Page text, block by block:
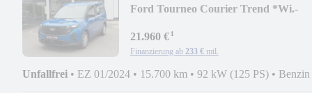
Ford Tourneo Courier Trend *Wi.-
21.960 €¹
Finanzierung ab 233 € mtl.
Unfallfrei • EZ 01/2024 • 15.700 km • 92 kW (125 PS) • Benzin